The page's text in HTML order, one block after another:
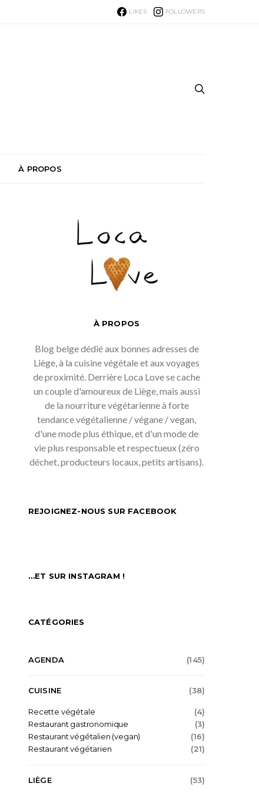
LIKES FOLLOWERS
À PROPOS
À PROPOS
Blog belge dédié aux bonnes adresses de
Liège, à la cuisine végétale et aux voyages
de proximité. Derrière Loca Love se cache
un couple d'amoureux de Liège, mais aussi
de la nourriture végétarienne à forte
tendance végétalienne / végane / vegan,
d'une mode plus éthique, et d'un mode de
vie plus responsable et respectueux (zéro
déchet, producteurs locaux, petits artisans).
REJOIGNEZ-NOUS SUR FACEBOOK
…ET SUR INSTAGRAM !
CATÉGORIES
AGENDA (145)
CUISINE (38)
Recette végétale
(4)
Restaurant gastronomique
(3)
Restaurant végétalien (vegan)
(16)
Restaurant végétarien
(21)
LIÈGE (53)